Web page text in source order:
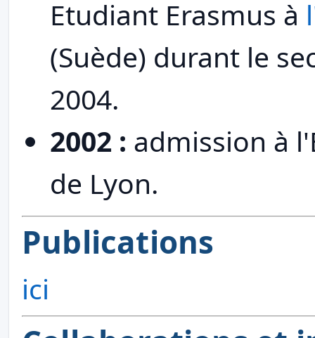
Etudiant Erasmus à
(Suède) durant le
2004.
2002 : admission à
de Lyon.
Publications
ici